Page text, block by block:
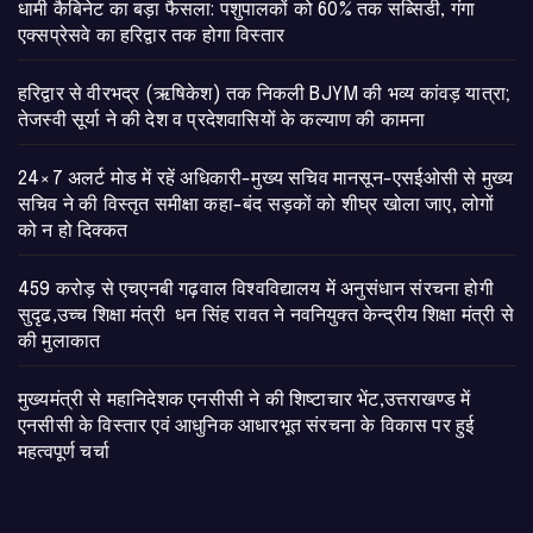
​धामी कैबिनेट का बड़ा फैसला: पशुपालकों को 60% तक सब्सिडी, गंगा
एक्सप्रेसवे का हरिद्वार तक होगा विस्तार
​हरिद्वार से वीरभद्र (ऋषिकेश) तक निकली BJYM की भव्य कांवड़ यात्रा;
तेजस्वी सूर्या ने की देश व प्रदेशवासियों के कल्याण की कामना
24×7 अलर्ट मोड में रहें अधिकारी-मुख्य सचिव मानसून-एसईओसी से मुख्य
सचिव ने की विस्तृत समीक्षा कहा-बंद सड़कों को शीघ्र खोला जाए, लोगों
को न हो दिक्कत
459 करोड़ से एचएनबी गढ़वाल विश्वविद्यालय में अनुसंधान संरचना होगी
सुदृढ,उच्च शिक्षा मंत्री धन सिंह रावत ने नवनियुक्त केन्द्रीय शिक्षा मंत्री से
की मुलाकात
मुख्यमंत्री से महानिदेशक एनसीसी ने की शिष्टाचार भेंट,उत्तराखण्ड में
एनसीसी के विस्तार एवं आधुनिक आधारभूत संरचना के विकास पर हुई
महत्वपूर्ण चर्चा